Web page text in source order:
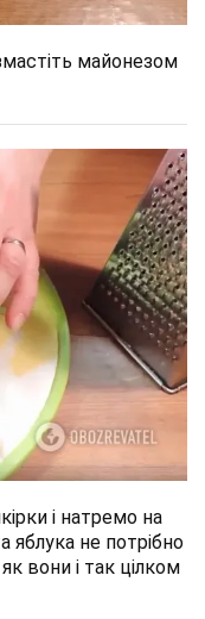
майонезом
і натремо на
яблука не потрібно
вони і так цілком